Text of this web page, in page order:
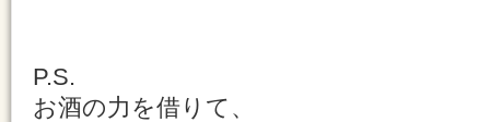
P.S.
お酒の力を借りて、